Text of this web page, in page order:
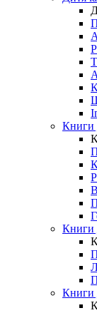
Книги
Книги
Книги